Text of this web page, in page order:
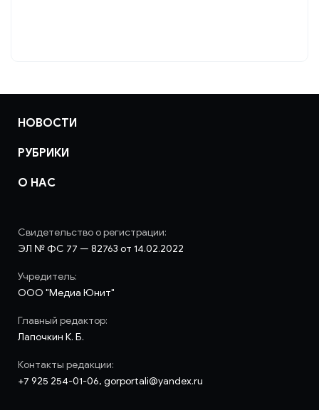
НОВОСТИ
РУБРИКИ
О НАС
Свидетельство о регистрации:
ЭЛ № ФС 77 — 82763 от 14.02.2022
Учредитель:
ООО "Медиа Юнит"
Главный редактор:
Лапочкин К. Б.
Контакты редакции:
+7 925 254-01-06, gorportali@yandex.ru